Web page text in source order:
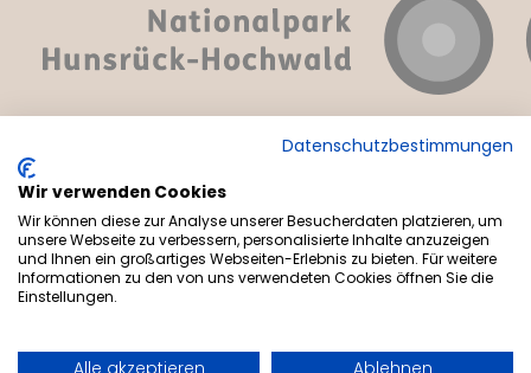
© Menschels Vitalresort
AGB
Datenschutzbestimmungen
Wir verwenden Cookies
Wir können diese zur Analyse unserer Besucherdaten platzieren, um
unsere Webseite zu verbessern, personalisierte Inhalte anzuzeigen
und Ihnen ein großartiges Webseiten-Erlebnis zu bieten. Für weitere
Informationen zu den von uns verwendeten Cookies öffnen Sie die
Einstellungen.